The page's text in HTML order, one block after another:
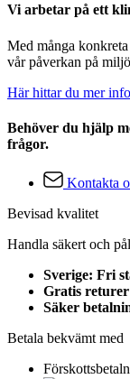
Vi arbetar på ett
Med många
vår påverkan på
Här hittar du mer
Behöver du hjälp
frågor.
Kontakta
Bevisad kvalitet
Handla säkert och
Sverige: Fri
Gratis returer
Säker
Betala bekvämt med